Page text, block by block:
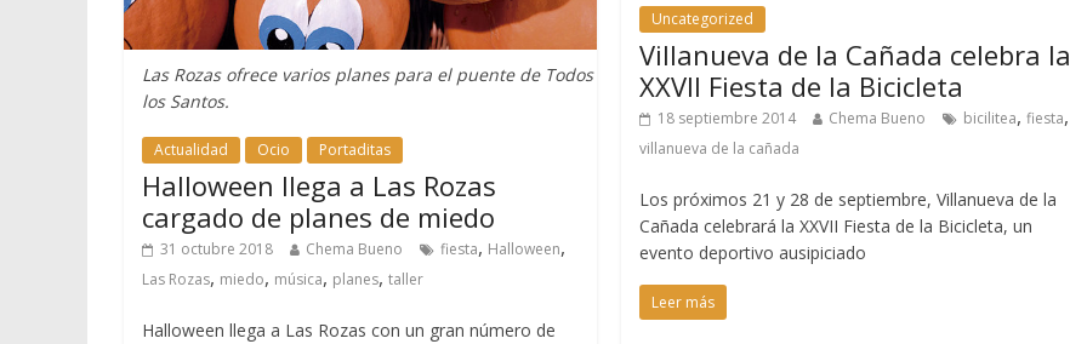
Las Rozas ofrece varios planes para el puente de Todos
los Santos.
Actualidad Ocio Portaditas
Halloween llega a Las Rozas
cargado de planes de miedo
31 octubre 2018 Chema Bueno fiesta, Halloween,
Las Rozas, miedo, música, planes, taller
Halloween llega a Las Rozas con un gran número de
Uncategorized
Villanueva de la Cañada celebra la
XXVII Fiesta de la Bicicleta
18 septiembre 2014 Chema Bueno bicilitea,fiesta,
villanueva de la cañada
Los próximos 21 y 28 de septiembre, Villanueva de la
Cañada celebrará la XXVII Fiesta de la Bicicleta, un
evento deportivo ausipiciado
Leer más